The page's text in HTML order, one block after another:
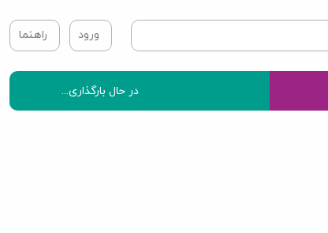
ورود راهنما
در حال بارگذاری...